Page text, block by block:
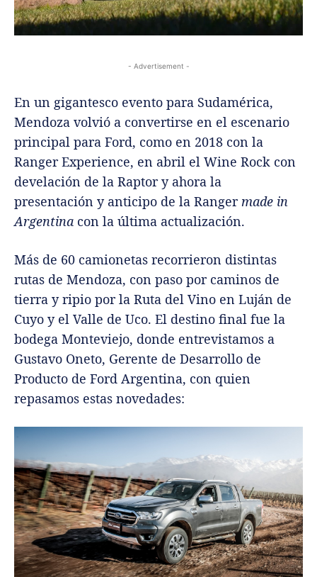
- Advertisement -
En un gigantesco evento para Sudamérica,
Mendoza volvió a convertirse en el escenario
principal para Ford, como en 2018 con la
Ranger Experience, en abril el Wine Rock con
develación de la Raptor y ahora la
presentación y anticipo de la Rangermade in
Argentina con la última actualización.
Más de 60 camionetas recorrieron distintas
rutas de Mendoza, con paso por caminos de
tierra y ripio por la Ruta del Vino en Luján de
Cuyo y el Valle de Uco. El destino final fue la
bodega Monteviejo, donde entrevistamos a
Gustavo Oneto, Gerente de Desarrollo de
Producto de Ford Argentina, con quien
repasamos estas novedades: